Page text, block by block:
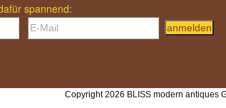
spannend:
anmelden
Copyright 2026 BLISS modern antiques